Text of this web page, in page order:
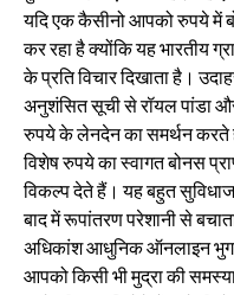
यदि एक कैसीनो आपको रुपये में
कर रहा है क्योंकि यह भारतीय
के प्रति विचार दिखाता है।
अनुशंसित सूची से रॉयल पांडा और
रुपये के लेनदेन का समर्थन
विशेष रुपये का स्वागत बोनस
विकल्प देते हैं। यह बहुत
बाद में रूपांतरण परेशानी से
अधिकांश आधुनिक ऑनलाइन
आपको किसी भी मुद्रा की